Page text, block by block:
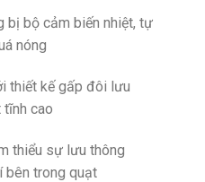
bộ cảm biến nhiệt, tự
nóng
thiết kế gấp đôi lưu
cao
thiểu sự lưu thông
bên trong quạt